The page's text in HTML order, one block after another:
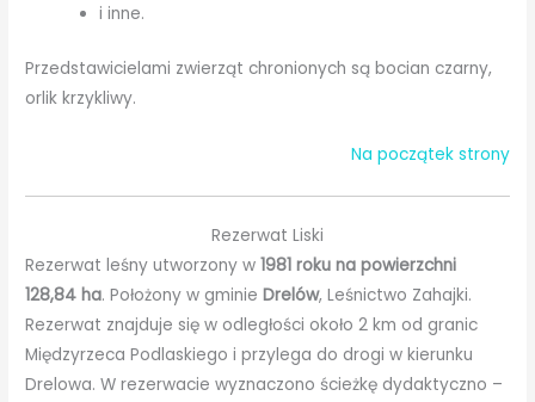
i inne.
Przedstawicielami zwierząt chronionych są bocian czarny,
orlik krzykliwy.
Na początek strony
Rezerwat Liski
Rezerwat leśny utworzony w1981 roku na powierzchni
128,84 ha. Położony w gminieDrelów, Leśnictwo Zahajki.
Rezerwat znajduje się w odległości około 2 km od granic
Międzyrzeca Podlaskiego i przylega do drogi w kierunku
Drelowa. W rezerwacie wyznaczono ścieżkę dydaktyczno –